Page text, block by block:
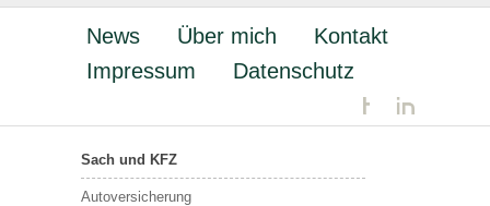
News Über mich
Kontakt
Impressum
Datenschutz
Sach und KFZ
Autoversicherung